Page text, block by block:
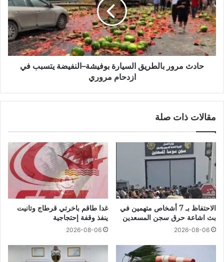
حادث مرور بالطريق السيارة بوفيشة–النفيضة يتسبب في
ازدحام مروري
مقالات ذات صلة
الاحتفاظ بـ 7 أشخاص متهمين في
بث اشاعة حرق سجن المسعدين
2026-08-06
غدا طاقم باخرتي قرطاج وتانيت
ينفذ وقفة إحتجاجية
2026-08-06